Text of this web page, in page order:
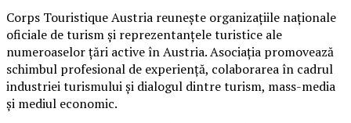
Corps Touristique Austria reunește organizațiile naționale
oficiale de turism și reprezentanțele turistice ale
numeroaselor țări active în Austria. Asociația promovează
schimbul profesional de experiență, colaborarea în cadrul
industriei turismului și dialogul dintre turism, mass-media
și mediul economic.